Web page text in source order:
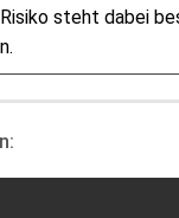
steht dabei